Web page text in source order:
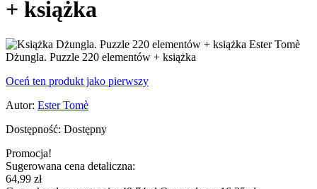
+ książka
Dżungla. Puzzle 220 elementów + książka
Oceń ten produkt jako pierwszy
Autor: Ester Tomè
Dostępność: Dostępny
Promocja!
Sugerowana cena detaliczna:
64,99 zł